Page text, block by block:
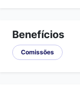
Benefícios
Comissões